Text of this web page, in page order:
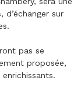
sur
pas se
proposée,